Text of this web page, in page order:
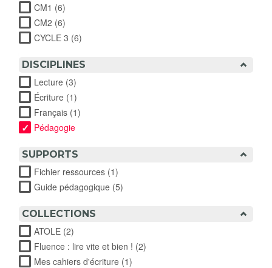
CM1 (6)
CM2 (6)
CYCLE 3 (6)
DISCIPLINES
Lecture (3)
Écriture (1)
Français (1)
Pédagogie
SUPPORTS
Fichier ressources (1)
Guide pédagogique (5)
COLLECTIONS
ATOLE (2)
Fluence : lire vite et bien ! (2)
Mes cahiers d'écriture (1)